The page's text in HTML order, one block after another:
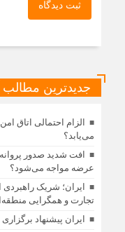
ثبت دیدگاه
جدیدترین مطالب
الزام احتمالی اتاق
می‌یابد؟
افت شدید صدور
عرضه مواجه می‌شود؟
ایران؛ شریک راهبردی
تجارت و همگرایی
ایران پیشنهاد